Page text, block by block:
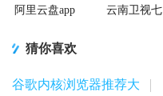
阿里云盘app
云南卫视七
猜你喜欢
谷歌内核浏览器推荐大